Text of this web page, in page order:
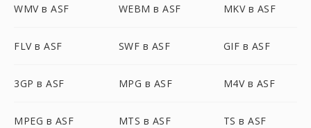
WMV в ASF WEBM в ASF MKV в ASF
FLV в ASF SWF в ASF GIF в ASF
3GP в ASF MPG в ASF M4V в ASF
MPEG в ASF MTS в ASF TS в ASF